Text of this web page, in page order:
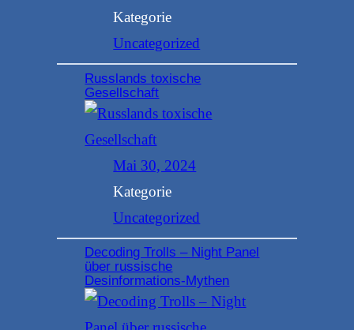
Kategorie
Uncategorized
Russlands toxische
Gesellschaft
Mai 30, 2024
Kategorie
Uncategorized
Decoding Trolls – Night Panel
über russische
Desinformations-Mythen